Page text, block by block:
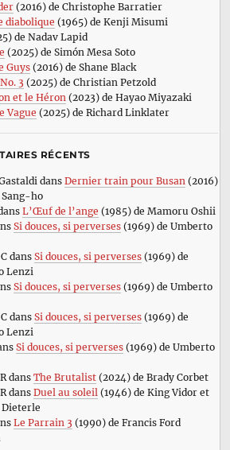
(2016) de Christophe Barratier
diabolique (1965) de Kenji Misumi
de Nadav Lapid
(2025) de Simón Mesa Soto
Guys(2016) de Shane Black
3 (2025) de Christian Petzold
et le Héron(2023) de Hayao Miyazaki
Vague (2025) de Richard Linklater
RÉCENTS
dans Dernier train pour Busan (2016)
Sang-ho
L’Œuf de l’ange (1985) de Mamoru Oshii
Si douces, si perverses(1969) de Umberto
dans Si douces, si perverses(1969) de
Lenzi
Si douces, si perverses(1969) de Umberto
dans Si douces, si perverses(1969) de
Lenzi
Si douces, si perverses(1969) de Umberto
dans The Brutalist(2024) de Brady Corbet
dans Duel au soleil (1946) de King Vidor et
Le Parrain 3 (1990) de Francis Ford